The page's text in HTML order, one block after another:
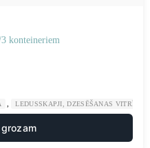
konteineriem
LEDUSSKAPJI, DZESĒŠANAS VITRĪNAS